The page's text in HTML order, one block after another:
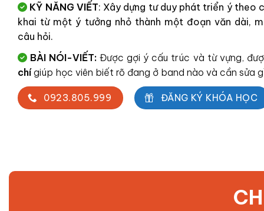
KỸ NĂNG VIẾT: Xây dựng tư duy phát triển ý theo
khai từ một ý tưởng nhỏ thành một đoạn văn dài,
câu hỏi.
BÀI NÓI-VIẾT:Được gợi ý cấu trúc và từ vựng,
chígiúp học viên biết rõ đang ở band nào và cần sửa
0923.805.999 ĐĂNG KÝ KHÓA HỌC